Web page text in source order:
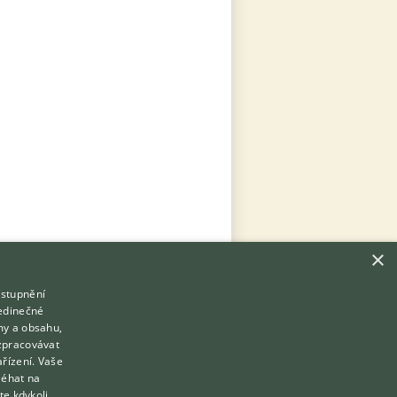
×
a obsahu,
Vaše
na